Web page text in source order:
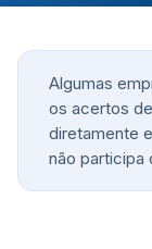
Algumas
os acertos
diretamente
não participa